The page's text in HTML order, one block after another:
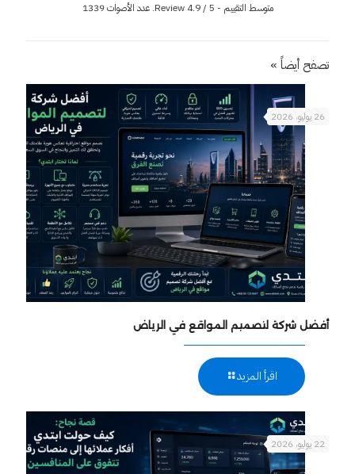
متوسط التقييم - Review 4.9/ 5. عدد الأصوات 1339
تصفح أيضاً »
26 يوليو، 2026
أفضل شركة لتصميم المواقع في الرياض
اقرأ المزيد
22 يوليو، 2026